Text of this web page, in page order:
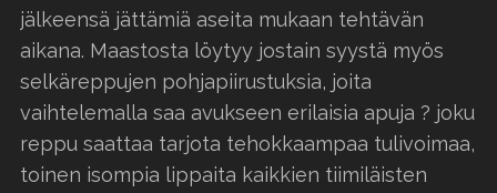
jälkeensä jättämiä aseita mukaan tehtävän
aikana. Maastosta löytyy jostain syystä myös
selkäreppujen pohjapiirustuksia, joita
vaihtelemalla saa avukseen erilaisia apuja ? joku
reppu saattaa tarjota tehokkaampaa tulivoimaa,
toinen isompia lippaita kaikkien tiimiläisten